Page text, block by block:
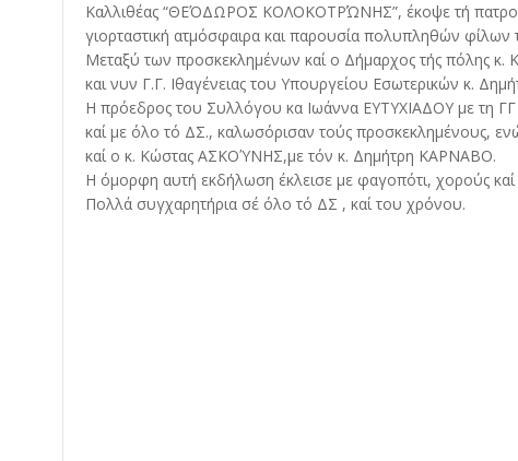
Καλλιθέας “ΘΕΌΔΩΡΟΣ ΚΟΛΟΚΟΤΡΏΝΗΣ”, έκοψε τή
γιορταστική ατμόσφαιρα και παρουσία πολυπληθών φίλων
Μεταξύ των προσκεκλημένων καί ο Δήμαρχος τής πόλης
και νυν Γ.Γ. Ιθαγένειας του Υπουργείου Εσωτερικών κ.
Η πρόεδρος του Συλλόγου κα Ιωάννα ΕΥΤΥΧΙΑΔΟΥ με τη
καί με όλο τό ΔΣ., καλωσόρισαν τούς προσκεκλημένους,
καί ο κ. Κώστας ΑΣΚΟΎΝΗΣ,με τόν κ. Δημήτρη ΚΑΡΝΑΒΟ.
Η όμορφη αυτή εκδήλωση έκλεισε με φαγοπότι, χορούς καί
Πολλά συγχαρητήρια σέ όλο τό ΔΣ , καί του χρόνου.